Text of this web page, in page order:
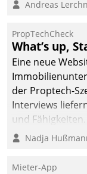
kommunizieren,
einsehen und
oder
abgeben – rund
Uhr.
Andreas
PropTechCheck
What’s up,
Eine neue
der Proptech-
Interviews
und Fähigkeiten.
Nadja
Mieter-App